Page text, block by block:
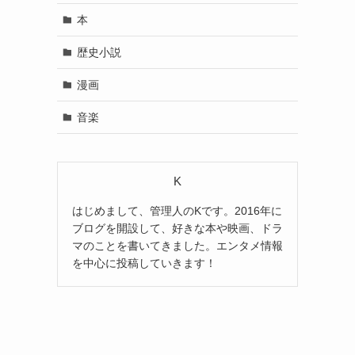
本
歴史小説
漫画
音楽
K
はじめまして、管理人のKです。2016年に
ブログを開設して、好きな本や映画、ドラ
マのことを書いてきました。エンタメ情報
を中心に投稿していきます！